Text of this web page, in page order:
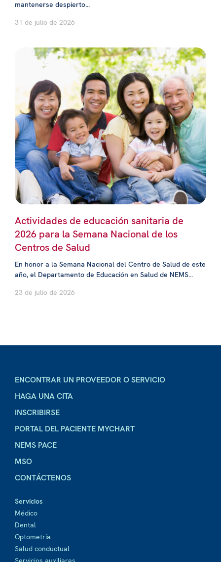
mantenerse despierto...
31 de julio de 2026
Actividades de educación sanitaria de
2026 para la Semana Nacional de los
Centros de Salud
En honor a la Semana Nacional del Centro de Salud de este
año, el Departamento de Educación en Salud de NEMS...
23 de julio de 2026
ENCONTRAR UN PROVEEDOR O SERVICIO
HAGA UNA CITA
INSCRIBIRSE
PORTAL DEL PACIENTE MYCHART
NEMS PACE
MSO
CONTÁCTENOS
Servicios
Médico
Dental
Optometría
Salud conductual